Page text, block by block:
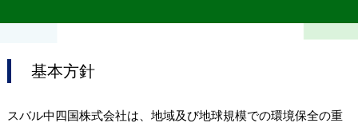
基本方針
スバル中四国株式会社は、地域及び地球規模での環境保全の重